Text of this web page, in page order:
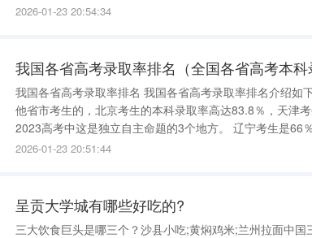
2026-01-23 20:54:34
我国各省高考录取率排名（全国各省高考本科
我国各省高考录取率排名 我国各省高考录取率排名介绍如下： 北京考生的录取率是遥遥领先于其
他省市考生的，北京考生的本科录取率高达83.8％，天津
2023高考中这是独立自主命题的3个地方。 辽宁考生是66％，本科录取率会这般高，还是很没有
想到的，福建考生是62％进入了top5。 吉林考生是60％，吉林考生也并不是属于考生大省，本科
2026-01-23 20:51:44
呈贡大学城有哪些好吃的?
三大饮食巨头是哪三个？沙县小吃;黄焖鸡米;兰州拉面中国